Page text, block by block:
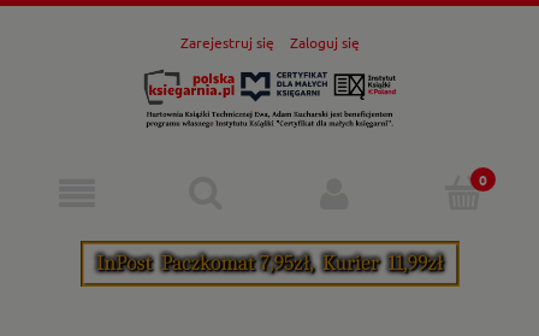
Zarejestruj się Zaloguj się